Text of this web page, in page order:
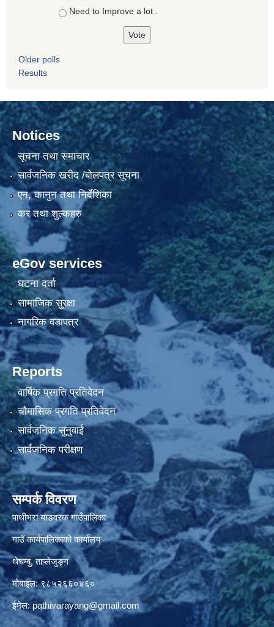
Need to Improve a lot .
Older polls
Results
Notices
सूचना तथा समाचार
सार्वजनिक खरीद /बोलपत्र सूचना
एन, कानुन तथा निर्देशिका
कर तथा शुल्कहरु
eGov services
घटना दर्ता
सामाजिक सुरक्षा
नागरिक वडापत्र
Reports
वार्षिक प्रगति प्रतिवेदन
चौमासिक प्रगति प्रतिवेदन
सार्वजनिक सुनुवाई
सार्वजनिक परीक्षण
सम्पर्क विवरण
पाथीभरा याङवरक गाउँपालिका
गाउँ कार्यपालिकाको कार्यालय
थेचम्बु, ताप्लेजुङ्ग
मोबाइल: ९८५२६६०४६०
ईमेल:pathivarayang@gmail.com